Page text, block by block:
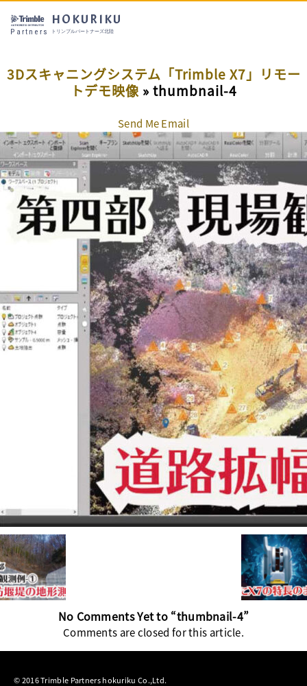
Partners
HOKURIKU
トリンブルパートナーズ北陸
3Dスキャニングシステム「Trimble X7」リモー
トデモ映像 » thumbnail-4
Send Me Email
No Comments Yet to “thumbnail-4”
Comments are closed for this article.
© 2016 Trimble Partners hokuriku Co.,Ltd.